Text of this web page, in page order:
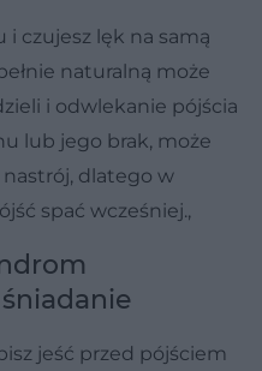
i czujesz lęk na samą
naturalną może
i odwlekanie pójścia
lub jego brak, może
dlatego w
spać wcześniej.,
jeść przed pójściem